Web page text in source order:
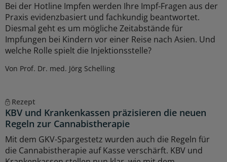
Bei der Hotline Impfen werden Ihre Impf-Fragen aus der
Praxis evidenzbasiert und fachkundig beantwortet.
Diesmal geht es um mögliche Zeitabstände für
Impfungen bei Kindern vor einer Reise nach Asien. Und
welche Rolle spielt die Injektionsstelle?
Von Prof. Dr. med. Jörg Schelling
Rezept
KBV und Krankenkassen präzisieren die neuen
Regeln zur Cannabistherapie
Mit dem GKV-Spargestetz wurden auch die Regeln für
die Cannabistherapie auf Kasse verschärft. KBV und